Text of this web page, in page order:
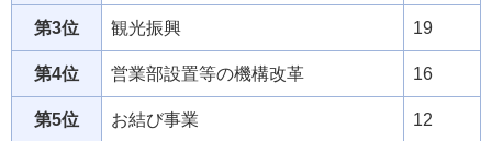
第3位 観光振興 19
第4位 営業部設置等の機構改革 16
第5位 お結び事業 12